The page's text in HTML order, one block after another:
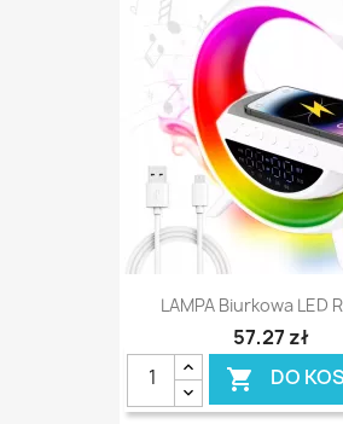
LAMPA Biurkowa LED
57,27 zł
 DO